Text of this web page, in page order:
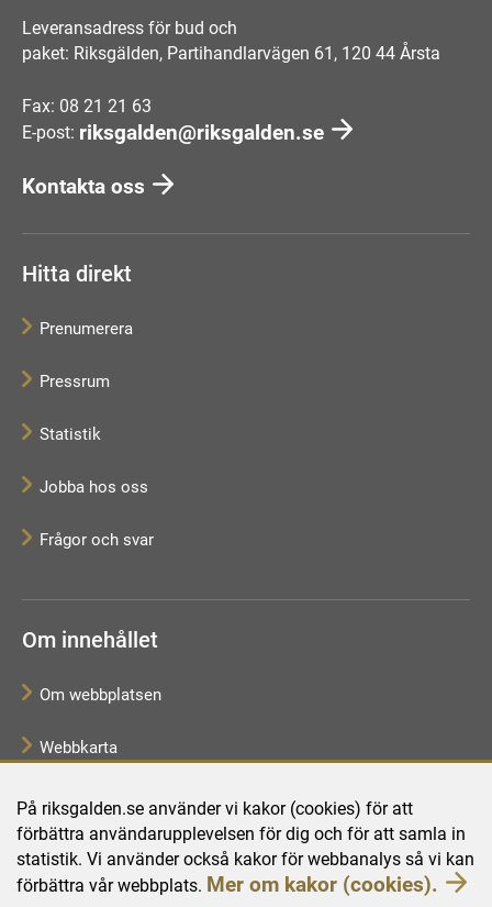
På riksgalden.se använder vi kakor (cookies) för att
förbättra användarupplevelsen för dig och för att samla in
statistik. Vi använder också kakor för webbanalys så vi kan
förbättra vår webbplats. Mer om kakor (cookies).
Leveransadress för bud och
paket: Riksgälden, Partihandlarvägen 61, 120 44 Årsta
Fax: 08 21 21 63
E-post: riksgalden@riksgalden.se
Kontakta oss
Hitta direkt
Prenumerera
Pressrum
Statistik
Jobba hos oss
Frågor och svar
Om innehållet
Om webbplatsen
Webbkarta
Tillgänglighetsredogörelse
Behandling av personuppgifter